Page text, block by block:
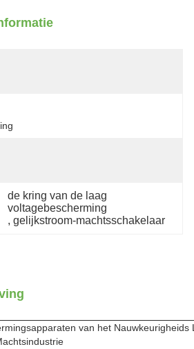
de kring van de laag
voltagebescherming
, gelijkstroom-machtsschakelaar
van het Nauwkeurigheids